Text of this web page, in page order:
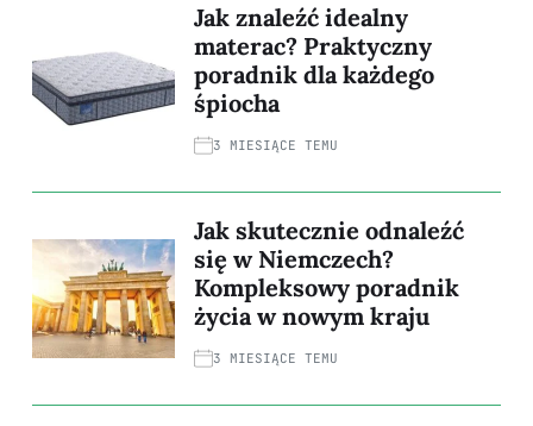
Jak znaleźć idealny
materac? Praktyczny
poradnik dla każdego
śpiocha
3 MIESIĄCE TEMU
Jak skutecznie odnaleźć
się w Niemczech?
Kompleksowy poradnik
życia w nowym kraju
3 MIESIĄCE TEMU